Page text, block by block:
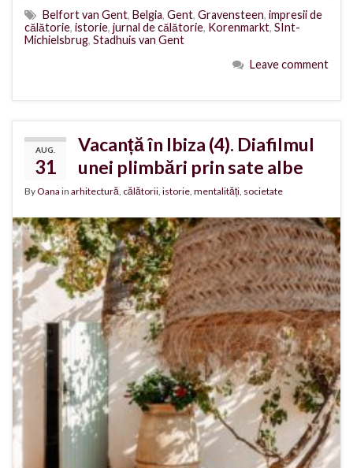
Belfort van Gent, Belgia, Gent, Gravensteen, impresii de
călătorie, istorie, jurnal de călătorie, Korenmarkt, SInt-
Michielsbrug, Stadhuis van Gent
Leave comment
AUG.
31
Vacanță în Ibiza (4). Diafilmul
unei plimbări prin sate albe
ByOana in arhitectură călătorii istorie mentalități societate